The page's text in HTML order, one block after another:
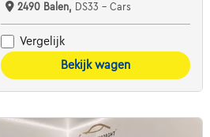
2490 Balen, DS33 - Cars
Vergelijk
Bekijk wagen